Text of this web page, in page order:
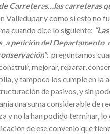
de Carreteras…las carreteras
Valledupar y como si esto no
cuando dice lo siguiente:
a petición del Departamento
; preguntamos
mejorar, reparar,
y tampoco los cumple en la
de pasivos, y sin
una suma considerable de
y no la han podido terminar,
de ese convenio que